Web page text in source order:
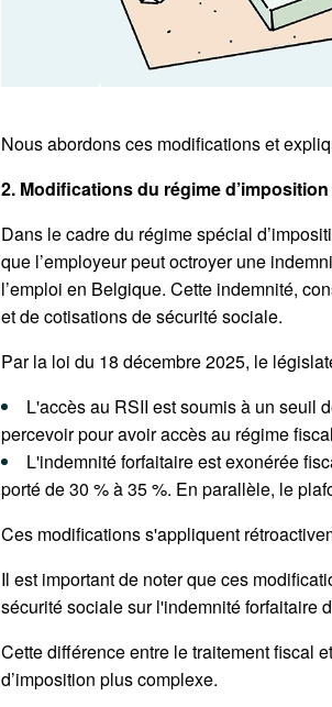
Nous abordons ces modifications et
2. Modifications du régime
Dans le cadre du régime spécial
que l’employeur peut octroyer une
l’emploi en Belgique. Cette indemnité,
et de cotisations de sécurité sociale.
Par la loi du 18 décembre 2025, le
L'accès au RSII est soumis à un seuil
percevoir pour avoir accès au régime
L'indemnité forfaitaire est exonérée
porté de 30 % à 35 %. En parallèle, le
Ces modifications s'appliquent
Il est important de noter que ces
sécurité sociale sur l'indemnité forfaitaire
Cette différence entre le traitement fiscal
d’imposition plus complexe.